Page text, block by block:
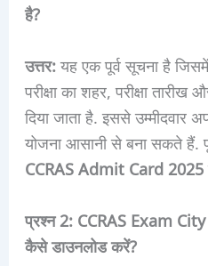
है?
उत्तर:यह एक पूर्व सूचना है
परीक्षा का शहर, परीक्षा
दिया जाता है. इससे उम्मीदवार
योजना आसानी से बना सकते हैं.
CCRAS Admit Card 2025
प्रश्न 2: CCRAS Exam
कैसे डाउनलोड करें?